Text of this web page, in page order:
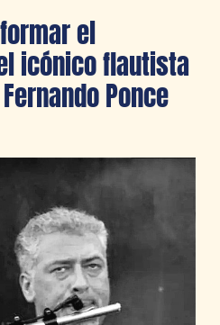
el
icónico flautista
Ponce